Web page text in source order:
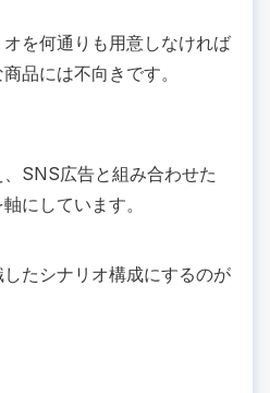
を何通りも用意しなければ
品には不向きです。
SNS広告と組み合わせた
にしています。
たシナリオ構成にするのが